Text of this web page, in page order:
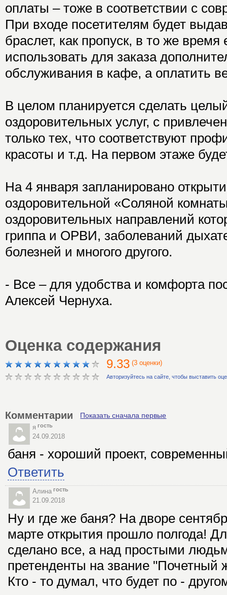
оплаты – тоже в соответствии с
При входе посетителям будет
браслет, как пропуск, в то же время
использовать для заказа
обслуживания в кафе, а оплатить
В целом планируется сделать
оздоровительных услуг, с
только тех, что соответствуют
красоты и т.д. На первом этаже
На 4 января запланировано
оздоровительной «Соляной
оздоровительных направлений
гриппа и ОРВИ, заболеваний
болезней и многого другого.
- Все – для удобства и комфорта
Алексей Чернуха.
Оценка содержания
9.33 (3 оценки)
Авторизуйтесь на сайте, чтобы выставить
Комментарии Показать сначала первые
я гость
24.09.2018
баня - хороший проект,
Ответить
Алина гость
21.09.2018
Ну и где же баня? На дворе
марте открытия прошло полгода!
сделано все, а над простыми
претенденты на звание "Почетный
Кто - то думал, что будет по -